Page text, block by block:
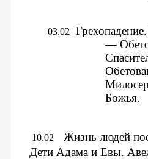
03.02
—
Божья.
10.02
Жизнь людей
Дети Адама и Евы.